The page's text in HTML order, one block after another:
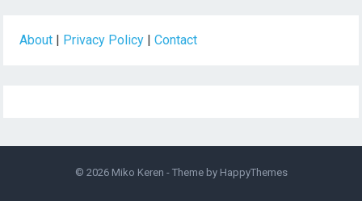
About | Privacy Policy |Contact
© 2026 Miko Keren - Theme by HappyThemes